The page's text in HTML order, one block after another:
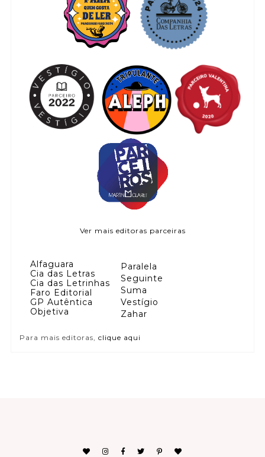
Ver mais editoras parceiras
Alfaguara
Cia das Letras
Cia das Letrinhas
Faro Editorial
GP Autêntica
Objetiva
Paralela
Seguinte
Suma
Vestígio
Zahar
Para mais editoras, clique aqui